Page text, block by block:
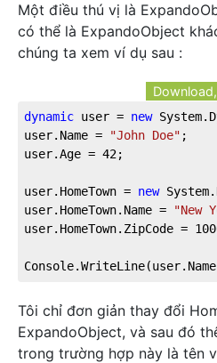
Một điều thú vị là
có thể là ExpandoObject
chúng ta xem ví dụ sau :
dynamic user = new
user.Name =
"John Doe" ;
user.Age = 42;
user.HomeTown = new
user.HomeTown.Name =
"New
user.HomeTown.ZipCode =
Tôi chỉ đơn giản thay đổi
ExpandoObject, và sau đó
trong trường hợp này là tên